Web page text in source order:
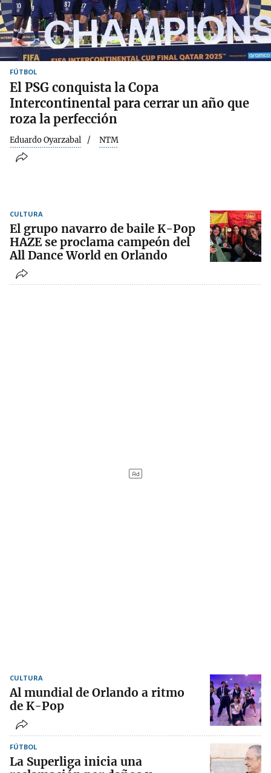
FÚTBOL
El PSG conquista la Copa
Intercontinental para cerrar un año que
roza la perfección
Eduardo Oyarzabal NTM
CULTURA
El grupo navarro de baile K-Pop
HAZE se proclama campeón del
All Dance World en Orlando
CULTURA
Al mundial de Orlando a ritmo
de K-Pop
FÚTBOL
La Superliga inicia una